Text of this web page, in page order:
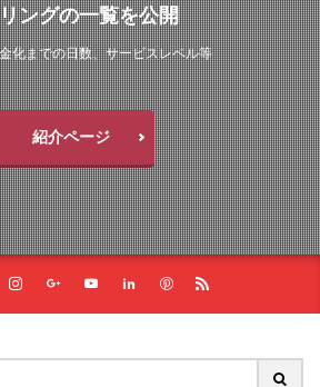
ングの一覧を公開
化までの日数、サービスレベル等
紹介ページ